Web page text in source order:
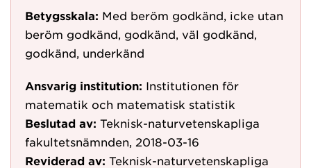
Betygsskala: Med beröm godkänd, icke utan
beröm godkänd, godkänd, väl godkänd,
godkänd, underkänd
Ansvarig institution: Institutionen för
matematik och matematisk statistik
Beslutad av: Teknisk-naturvetenskapliga
fakultetsnämnden, 2018-03-16
Reviderad av: Teknisk-naturvetenskapliga